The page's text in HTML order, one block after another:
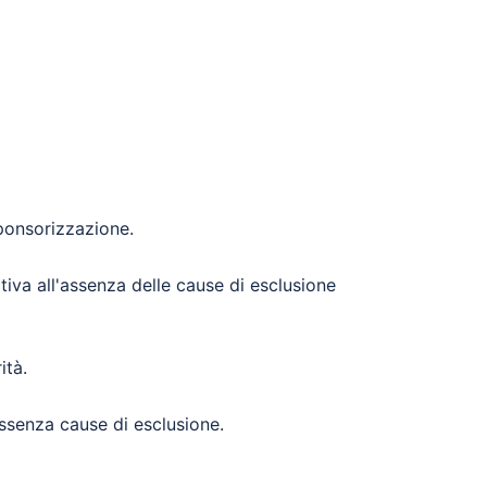
.
all'assenza delle cause di esclusione
.
cause di esclusione.